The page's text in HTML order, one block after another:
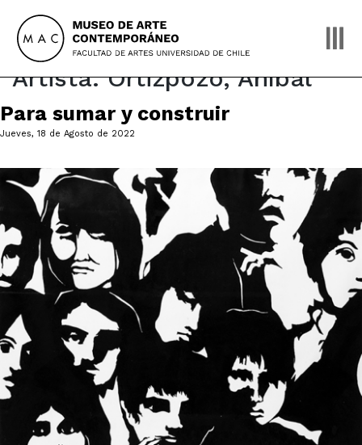
content
Artista:Ortizpozo, Aníbal
Para sumar y construir
Jueves, 18 de Agosto de 2022